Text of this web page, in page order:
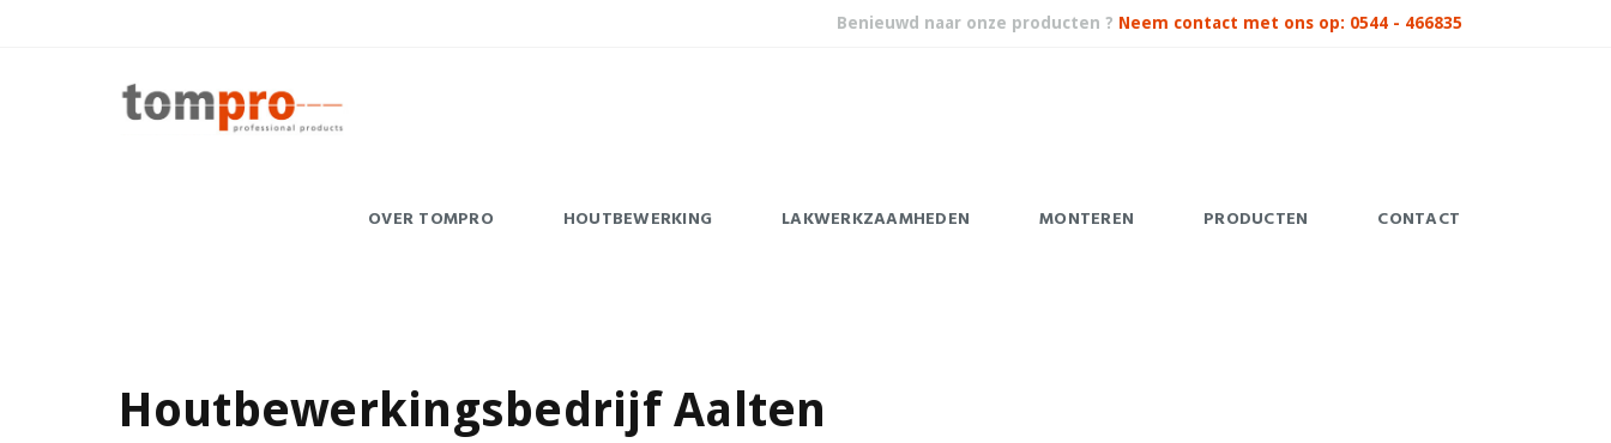
Neem contact met ons op: 0544 - 466835
Benieuwd naar onze producten ?
OVER TOMPRO HOUTBEWERKING LAKWERKZAAMHEDEN MONTEREN PRODUCTEN CONTACT
Houtbewerkingsbedrijf Aalten